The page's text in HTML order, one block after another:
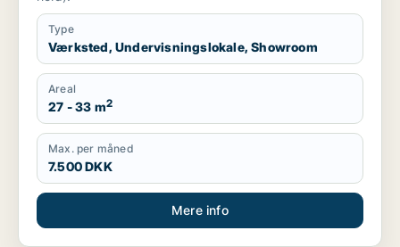
Type
Værksted, Undervisningslokale, Showroom
Areal
27 - 33 m2
Max. per måned
7.500 DKK
Mere info